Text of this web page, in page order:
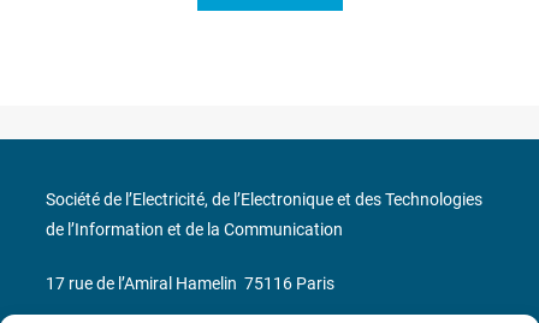
Société de l’Electricité, de l’Electronique et des Technologies
de l’Information et de la Communication
17 rue de l’Amiral Hamelin 75116 Paris